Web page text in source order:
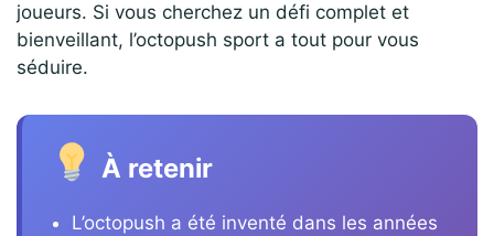
joueurs. Si vous cherchez un défi complet et
bienveillant, l’octopush sport a tout pour vous
séduire.
À retenir
L’octopush a été inventé dans les années